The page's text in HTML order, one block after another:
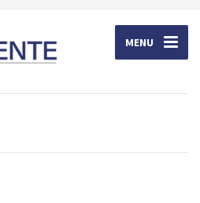
MENU